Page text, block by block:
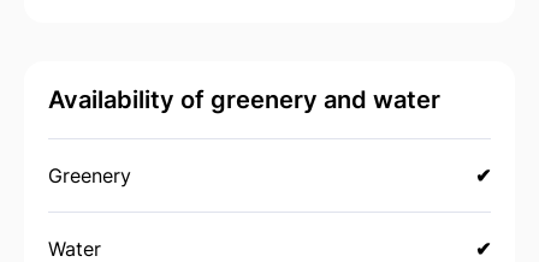
Availability of greenery and water
Greenery ✔
Water ✔